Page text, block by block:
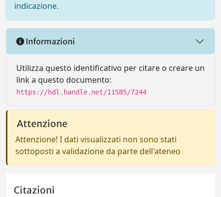
indicazione.
Informazioni
Utilizza questo identificativo per citare o creare un
link a questo documento:
https://hdl.handle.net/11585/7244
Attenzione
Attenzione! I dati visualizzati non sono stati
sottoposti a validazione da parte dell'ateneo
Citazioni